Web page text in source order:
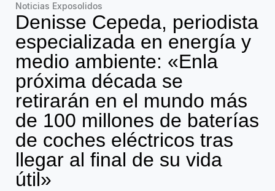
Noticias Exposolidos
Denisse Cepeda, periodista
especializada en energía y
medio ambiente: «Enla
próxima década se
retirarán en el mundo más
de 100 millones de baterías
de coches eléctricos tras
llegar al final de su vida
útil»